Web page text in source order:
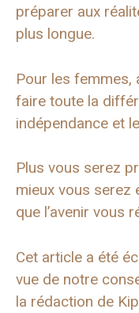
préparer aux
plus longue.
Pour les femmes,
faire toute la
indépendance et
Plus vous serez
mieux vous serez
que l’avenir vous
Cet article a été
vue de notre
la rédaction de